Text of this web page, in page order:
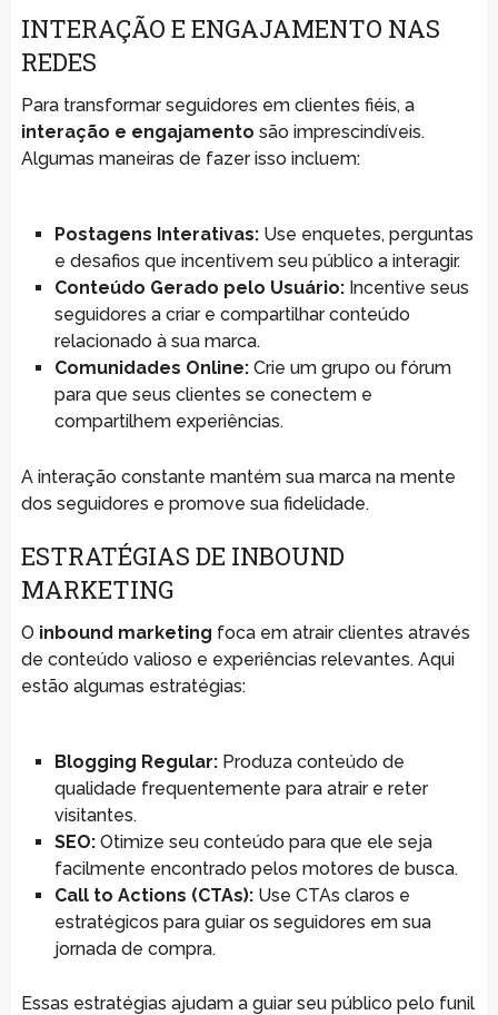
INTERAÇÃO E ENGAJAMENTO NAS
REDES
Para transformar seguidores em clientes fiéis, a
interação e engajamento são imprescindíveis.
Algumas maneiras de fazer isso incluem:
Postagens Interativas:Use enquetes, perguntas
e desafios que incentivem seu público a interagir.
Conteúdo Gerado pelo Usuário:Incentive seus
seguidores a criar e compartilhar conteúdo
relacionado à sua marca.
Comunidades Online:Crie um grupo ou fórum
para que seus clientes se conectem e
compartilhem experiências.
A interação constante mantém sua marca na mente
dos seguidores e promove sua fidelidade.
ESTRATÉGIAS DE INBOUND
MARKETING
O inbound marketing foca em atrair clientes através
de conteúdo valioso e experiências relevantes. Aqui
estão algumas estratégias:
Blogging Regular:Produza conteúdo de
qualidade frequentemente para atrair e reter
visitantes.
SEO:Otimize seu conteúdo para que ele seja
facilmente encontrado pelos motores de busca.
Call to Actions (CTAs):Use CTAs claros e
estratégicos para guiar os seguidores em sua
jornada de compra.
Essas estratégias ajudam a guiar seu público pelo funil